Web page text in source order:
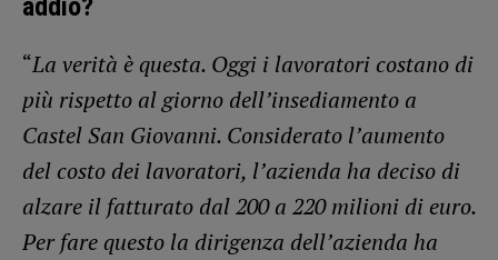
addio?
“La verità è questa. Oggi i lavoratori costano di
più rispetto al giorno dell’insediamento a
Castel San Giovanni. Considerato l’aumento
del costo dei lavoratori, l’azienda ha deciso di
alzare il fatturato dal 200 a 220 milioni di euro.
Per fare questo la dirigenza dell’azienda ha